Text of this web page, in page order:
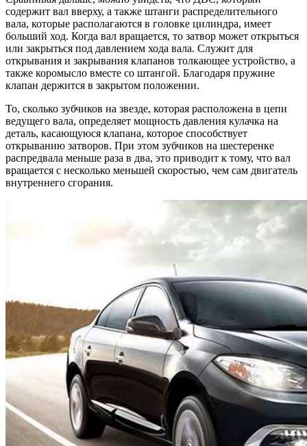
содержит вал вверху, а также штанги распределительного
вала, которые располагаются в головке цилиндра, имеет
больший ход. Когда вал вращается, то затвор может открыться
или закрыться под давлением хода вала. Служит для
открывания и закрывания клапанов толкающее устройство, а
также коромысло вместе со штангой. Благодаря пружине
клапан держится в закрытом положении.
То, сколько зубчиков на звезде, которая расположена в цепи
ведущего вала, определяет мощность давления кулачка на
деталь, касающуюся клапана, которое способствует
открыванию затворов. При этом зубчиков на шестеренке
распредвала меньше раза в два, это приводит к тому, что вал
вращается с несколько меньшей скоростью, чем сам двигатель
внутреннего сгорания.